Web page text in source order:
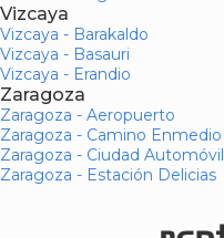
Vizcaya
Vizcaya - Barakaldo
Vizcaya - Basauri
Vizcaya - Erandio
Zaragoza
Zaragoza - Aeropuerto
Zaragoza - Camino Enmedio
Zaragoza - Ciudad Automóvil
Zaragoza - Estación Delicias